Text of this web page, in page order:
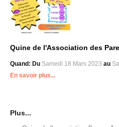
Quine de l'Association des
Quand: Du Samedi 18 Mars 2023 au
En savoir plus...
Plus...